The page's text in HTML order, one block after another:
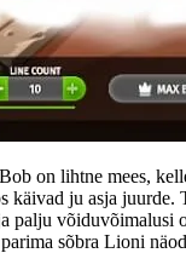
on lihtne mees,
käivad ju asja juurde.
palju võiduvõimalusi
sõbra Lioni